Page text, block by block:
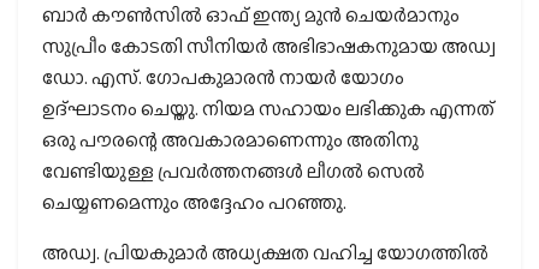
ബാര്‍ കൗണ്‍സില്‍ ഓഫ് ഇന്ത്യ മുന്‍ ചെയര്‍മാനും
സുപ്രീം കോടതി സീനിയര്‍ അഭിഭാഷകനുമായ അഡ്വ
ഡോ. എസ്. ഗോപകുമാരന്‍ നായര്‍ യോഗം
ഉദ്ഘാടനം ചെയ്തു. നിയമ സഹായം ലഭിക്കുക എന്നത്
ഒരു പൗരന്റെ അവകാരമാണെന്നും അതിനു
വേണ്ടിയുള്ള പ്രവര്‍ത്തനങ്ങള്‍ ലീഗല്‍ സെല്‍
ചെയ്യണമെന്നും അദ്ദേഹം പറഞ്ഞു.
അഡ്വ. പ്രിയകുമാര്‍ അധ്യക്ഷത വഹിച്ച യോഗത്തില്‍